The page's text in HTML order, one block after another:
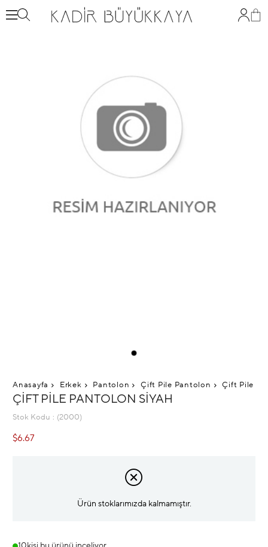
Anasayfa Erkek Pantolon Çift Pile Pantolon Çift Pile
ÇIFT PILE PANTOLON SIYAH
Stok Kodu (2000)
$6.67
Ürün stoklarımızda kalmamıştır.